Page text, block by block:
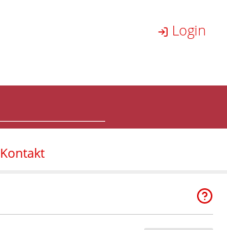
Login
Kontakt